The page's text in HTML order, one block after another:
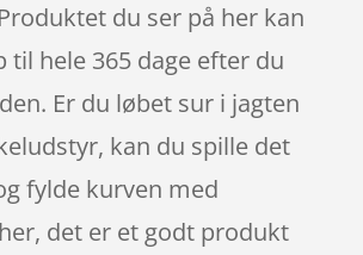
du ser på her kan
til hele 365 dage efter du
Er du løbet sur i jagten
kan du spille det
fylde kurven med
det er et godt produkt